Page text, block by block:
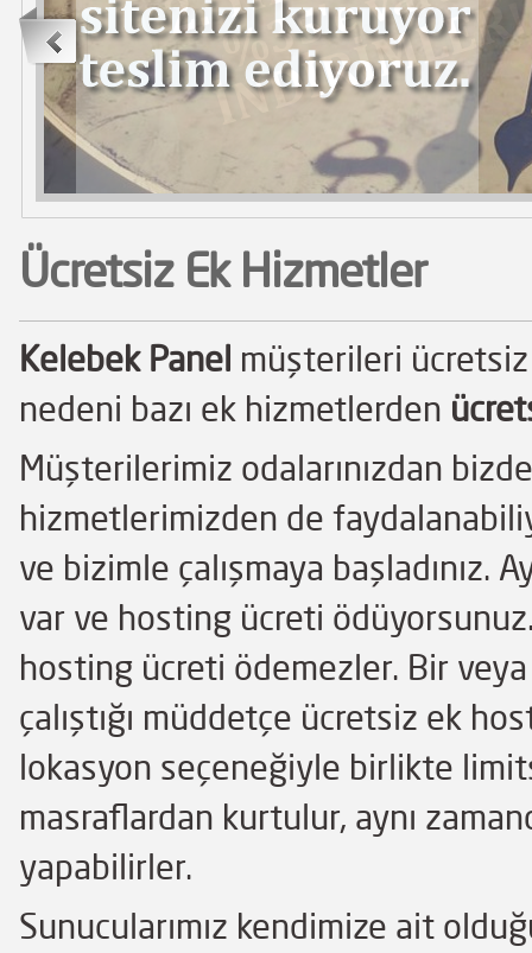
Ücretsiz Ek Hizmetler
Kelebek Panel müşterileri
nedeni bazı ek hizmetlerden
Müşterilerimiz odalarınızdan
hizmetlerimizden de
ve bizimle çalışmaya başladınız.
var ve hosting ücreti
hosting ücreti ödemezler. Bir
çalıştığı müddetçe ücretsiz ek
lokasyon seçeneğiyle birlikte
masraflardan kurtulur, aynı
yapabilirler.
Sunucularımız kendimize ait